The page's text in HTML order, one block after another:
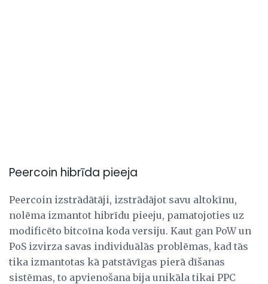
Peercoin hibrīda pieeja
Peercoin izstrādātāji, izstrādājot savu altokīnu,
nolēma izmantot hibrīdu pieeju, pamatojoties uz
modificēto bitcoīna koda versiju. Kaut gan PoW un
PoS izvirza savas individuālās problēmas, kad tās
tika izmantotas kā patstāvīgas pierā dīšanas
sistēmas, to apvienošana bija unikāla tikai PPC